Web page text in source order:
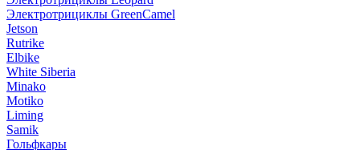
Электротрициклы GreenCamel
Jetson
Rutrike
Elbike
White Siberia
Minako
Motiko
Liming
Samik
Гольфкары